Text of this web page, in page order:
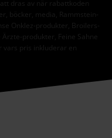
dras av när rabattkoden
böcker, media, Rammstein-
Onklez-produkter, Broilers-
produkter, Feine Sahne
pris inkluderar en